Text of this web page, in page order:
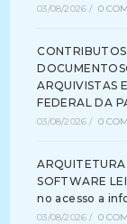
03/08/2026 / 0
ARQUIVISTAS
FEDERAL DA
03/08/2026 / 0
SOFTWARE
no acesso a
03/08/2026 / 0